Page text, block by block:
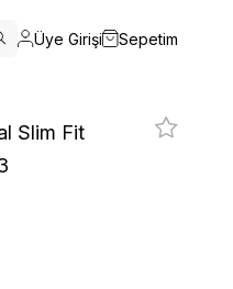
Üye Girişi Sepetim
Slim Fit